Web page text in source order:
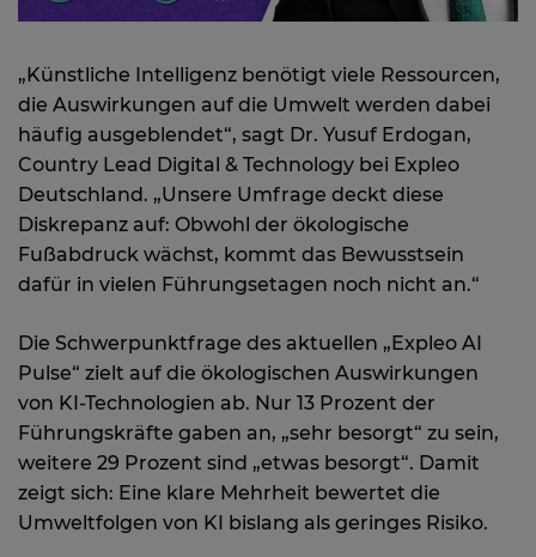
„Künstliche Intelligenz benötigt viele Ressourcen,
die Auswirkungen auf die Umwelt werden dabei
häufig ausgeblendet“, sagt Dr. Yusuf Erdogan,
Country Lead Digital & Technology bei Expleo
Deutschland. „Unsere Umfrage deckt diese
Diskrepanz auf: Obwohl der ökologische
Fußabdruck wächst, kommt das Bewusstsein
dafür in vielen Führungsetagen noch nicht an.“
Die Schwerpunktfrage des aktuellen „Expleo AI
Pulse“ zielt auf die ökologischen Auswirkungen
von KI-Technologien ab. Nur 13 Prozent der
Führungskräfte gaben an, „sehr besorgt“ zu sein,
weitere 29 Prozent sind „etwas besorgt“. Damit
zeigt sich: Eine klare Mehrheit bewertet die
Umweltfolgen von KI bislang als geringes Risiko.